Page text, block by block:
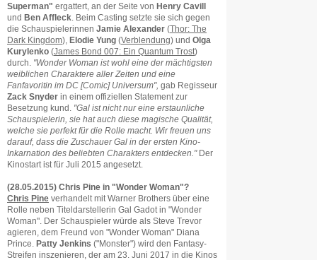
Superman" ergattert, an der Seite von Henry Cavill
und Ben Affleck . Beim Casting setzte sie sich gegen
die Schauspielerinnen Jamie Alexander (Thor: The
Dark Kingdom), Elodie Yung (Verblendung) und Olga
Kurylenko (James Bond 007: Ein Quantum Trost)
durch. "Wonder Woman ist wohl eine der mächtigsten
weiblichen Charaktere aller Zeiten und eine
Fanfavoritin im DC [Comic] Universum", gab Regisseur
Zack Snyder in einem offiziellen Statement zur
Besetzung kund. "Gal ist nicht nur eine erstaunliche
Schauspielerin, sie hat auch diese magische Qualität,
welche sie perfekt für die Rolle macht. Wir freuen uns
darauf, dass die Zuschauer Gal in der ersten Kino-
Inkarnation des beliebten Charakters entdecken."Der
Kinostart ist für Juli 2015 angesetzt.
(28.05.2015) Chris Pine in "Wonder Woman"?
Chris Pine verhandelt mit Warner Brothers über eine
Rolle neben Titeldarstellerin Gal Gadot in "Wonder
Woman". Der Schauspieler würde als Steve Trevor
agieren, dem Freund von "Wonder Woman" Diana
Prince.
Patty Jenkins ("Monster") wird den Fantasy-
Streifen inszenieren, der am 23. Juni 2017 in die Kinos